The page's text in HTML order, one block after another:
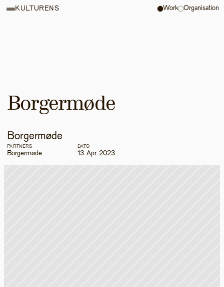
Borgermøde
Borgermøde
PARTNERS
Borgermøde
DATO
13 Apr 2023
KULTURENS Work Organisation